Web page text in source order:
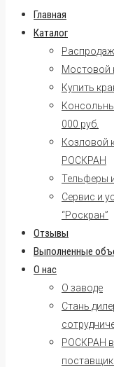
Главная
Каталог
Мостовой
Купить
000 руб.
Козловой
РОСКРАН
Тельферы
Сервис и
“Роскран”
Отзывы
Выполненные
О нас
О заводе
Стань
РОСКРАН в